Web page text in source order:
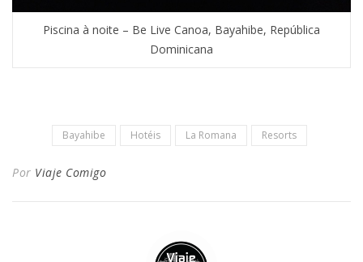
Piscina à noite – Be Live Canoa, Bayahibe, República
Dominicana
Bayahibe Hotéis La Romana Resorts
Por Viaje Comigo